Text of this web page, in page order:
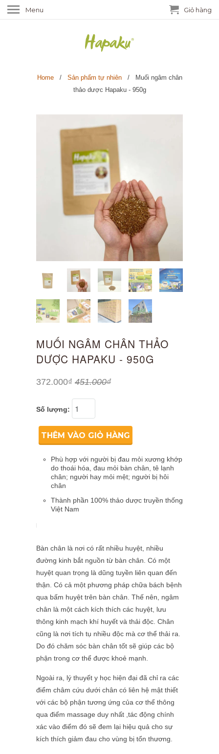
Home/ Sản phẩm tự nhiên
/ Muối ngâm chân
thảo dược Hapaku - 950g
MUỐI NGÂM CHÂN THẢO
DƯỢC HAPAKU - 950G
372.000₫ 451.000₫
Số lượng:
THÊM VÀO GIỎ HÀNG
Phù hợp với người bị đau mỏi xương khớp
do thoái hóa, đau mỏi bàn chân, tê lạnh
chân; người hay mỏi mệt; người bị hôi
chân
Thành phần 100% thảo dược truyền thống
Việt Nam
Bàn chân là nơi có rất nhiều huyệt, nhiều
đường kinh bắt nguồn từ bàn chân. Có một
huyệt quan trọng là dũng tuyền liên quan đến
thận. Có cả một phương pháp chữa bách bệnh
qua bấm huyệt trên bàn chân. Thế nên, ngâm
chân là một cách kích thích các huyệt, lưu
thông kinh mạch khí huyết và thải độc. Chân
cũng là nơi tích tụ nhiều độc mà cơ thể thải ra.
Do đó chăm sóc bàn chân tốt sẽ giúp các bộ
phận trong cơ thể được khoẻ mạnh.
Ngoài ra, lý thuyết y học hiện đại đã chỉ ra các
điểm châm cứu dưới chân có liên hệ mật thiết
với các bộ phận tương ứng của cơ thể thông
qua điểm massage duy nhất ,tác động chính
xác vào điểm đó sẽ đem lại hiệu quả cho sự
kích thích giảm đau cho vùng bị tổn thương.
Menu Giỏ hàng